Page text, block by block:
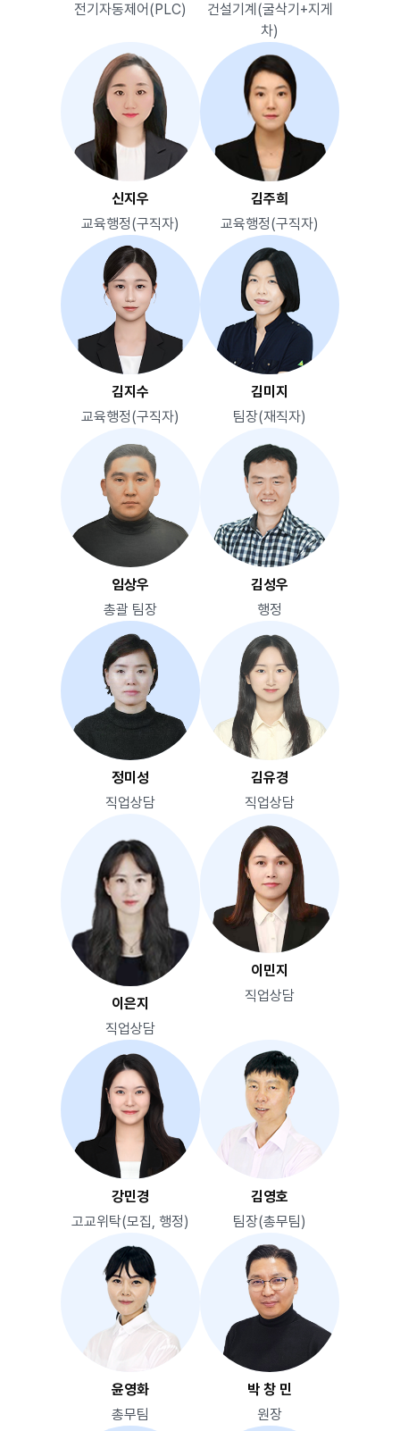
전기자동제어(PLC)
건설기계(굴삭기+지게
차)
신지우
교육행정(구직자)
김주희
교육행정(구직자)
김지수
교육행정(구직자)
김미지
팀장(재직자)
임상우
총괄 팀장
김성우
행정
정미성
직업상담
김유경
직업상담
이은지
직업상담
이민지
직업상담
강민경
고교위탁(모집, 행정)
김영호
팀장(총무팀)
윤영화
총무팀
박 창 민
원장